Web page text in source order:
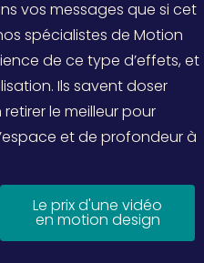
vos messages que si cet
spécialistes de Motion
de ce type d’effets, et
Ils savent doser
le meilleur pour
et de profondeur à
Le prix d'une vidéo
en motion design